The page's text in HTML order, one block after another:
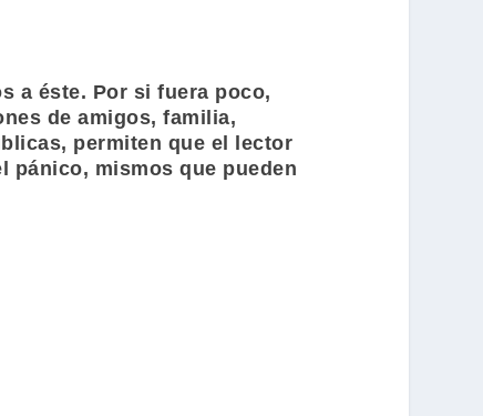
a éste. Por si fuera poco,
de amigos, familia,
permiten que el lector
pánico, mismos que pueden